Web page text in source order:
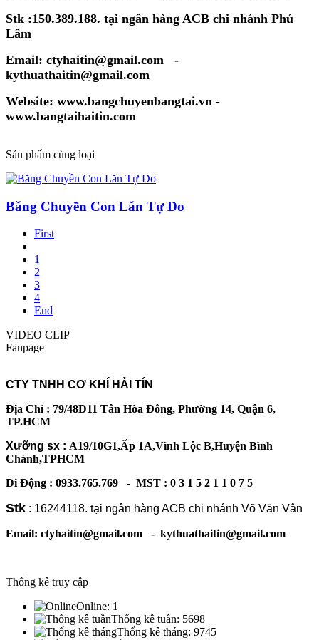
Stk :150.389.188. tại ngân hàng ACB chi nhánh Phú
Lâm
Email: ctyhaitin@gmail.com -
kythuathaitin@gmail.com
Website: www.bangchuyenbangtai.vn -
www.bangtaihaitin.com
Sản phẩm cùng loại
Băng Chuyền Con Lăn Tự Do
First
1
2
3
4
End
VIDEO CLIP
Fanpage
CTY TNHH CƠ KHÍ HẢI TÍN
Địa Chỉ : 79/48D11 Tân Hòa Đông, Phường 14, Quận 6,
TP.HCM
Xưỡng sx : A19/10G1,Ấp 1A,Vĩnh Lộc B,Huyện Bình
Chánh,TPHCM
Di Động : 0933.765.769 - MST : 0 3 1 5 2 1 1 0 7 5
Stk : 16244118. tại ngân hàng ACB chi nhánh Võ Văn Vân
Email: ctyhaitin@gmail.com - kythuathaitin@gmail.com
Thống kê truy cập
Online: 1
Thống kê tuần: 5698
Thống kê tháng: 9745